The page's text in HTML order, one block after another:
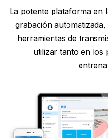
La potente plataforma en
grabación
herramientas de
utilizar tanto en los